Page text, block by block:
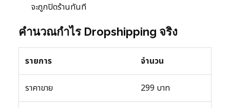
จะถูกปิดร้านทันที
คำนวณกำไร Dropshipping จริง
รายการ จำนวน
ราคาขาย 299 บาท